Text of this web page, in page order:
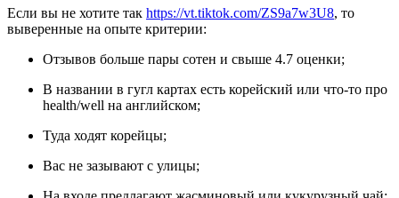
Если вы не хотите так https://vt.tiktok.com/ZS9a7w3U8, то
выверенные на опыте критерии:
Отзывов больше пары сотен и свыше 4.7 оценки;
В названии в гугл картах есть корейский или что-то про
health/well на английском;
Туда ходят корейцы;
Вас не зазывают с улицы;